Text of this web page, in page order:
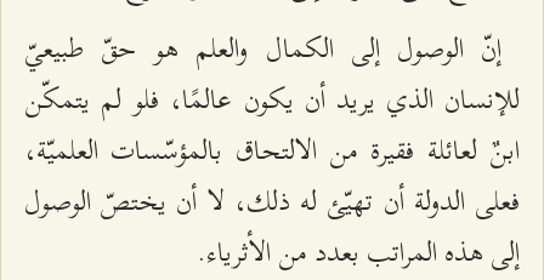
إنّ الوصول إلى الكمال والعلم هو حقّ طبيعيّ
للإنسان الذي يريد أن يكون عالمًا، فلو لم يتمكّن
ابنٌ لعائلة فقيرة من الالتحاق بالمؤسّسات العلميّة،
فعلى الدولة أن تهيّئ له ذلك، لا أن يختصّ الوصول
إلى هذه المراتب بعدد من الأثرياء.